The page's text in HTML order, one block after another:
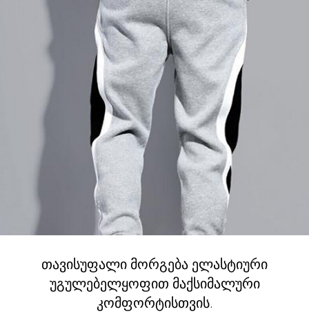
თავისუფალი მორგება ელასტიური
უგულებელყოფით მაქსიმალური
კომფორტისთვის.